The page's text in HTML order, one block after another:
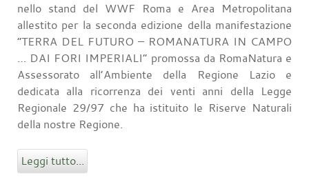
nello stand del WWF Roma e Area Metropolitana
allestito per la seconda edizione della manifestazione
“TERRA DEL FUTURO – ROMANATURA IN CAMPO
… DAI FORI IMPERIALI” promossa da RomaNatura e
Assessorato all’Ambiente della Regione Lazio e
dedicata alla ricorrenza dei venti anni della Legge
Regionale 29/97 che ha istituito le Riserve Naturali
della nostre Regione.
Leggi tutto...